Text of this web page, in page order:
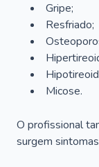
Gripe;
Resfriado;
Micose.
O profissional
surgem